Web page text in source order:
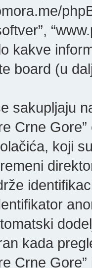
kakve
board (u
sakupljaju
Crne
koji
kada
Crne